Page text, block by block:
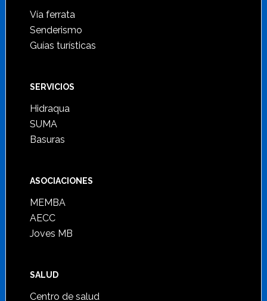
Vía ferrata
Senderismo
Guías turísticas
SERVICIOS
Hidraqua
SUMA
Basuras
ASOCIACIONES
MEMBA
AECC
Joves MB
SALUD
Centro de salud